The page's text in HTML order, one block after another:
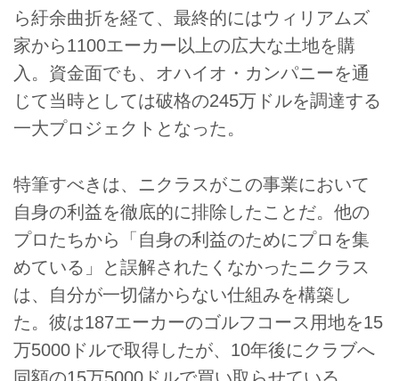
ら紆余曲折を経て、最終的にはウィリアムズ
家から1100エーカー以上の広大な土地を購
入。資金面でも、オハイオ・カンパニーを通
じて当時としては破格の245万ドルを調達する
一大プロジェクトとなった。
特筆すべきは、ニクラスがこの事業において
自身の利益を徹底的に排除したことだ。他の
プロたちから「自身の利益のためにプロを集
めている」と誤解されたくなかったニクラス
は、自分が一切儲からない仕組みを構築し
た。彼は187エーカーのゴルフコース用地を15
万5000ドルで取得したが、10年後にクラブへ